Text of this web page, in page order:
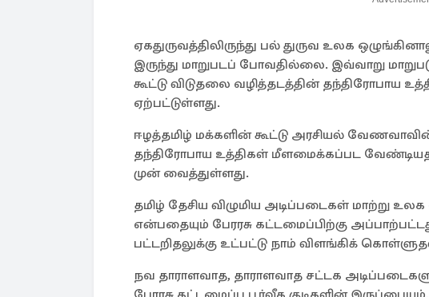
ஏகதுருவத்திலிருந்து பல் துருவ உலக
இருந்து மாறுபடப் போவதில்லை. இவ்வாறு
கூட்டு விடுதலை வழித்தடத்தின் தந்திரோபாய
ஏற்பட்டுள்ளது.
ஈழத்தமிழ் மக்களின் கூட்டு அரசியல்
தந்திரோபாய உத்திகள் மீளமைக்கப்பட
முன் வைத்துள்ளது.
தமிழ் தேசிய விழுமிய அடிப்படைகள் மாற்று
என்பதையும் பேரரசு கட்டமைப்பிற்கு
பட்டறிதலுக்கு உட்பட்டு நாம் விளங்கிக்
நவ தாராளவாத, தாராளவாத சட்டக